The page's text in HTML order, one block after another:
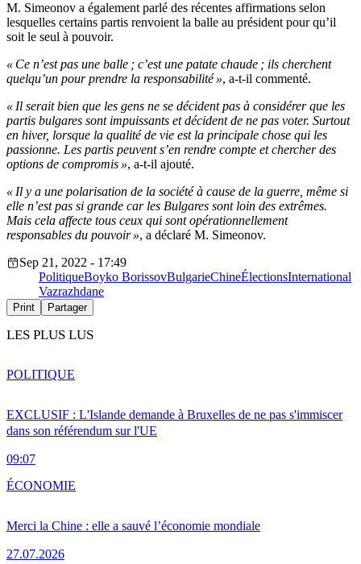
M. Simeonov a également parlé des récentes affirmations selon
lesquelles certains partis renvoient la balle au président pour qu’il
soit le seul à pouvoir.
« Ce n’est pas une balle ; c’est une patate chaude ; ils cherchent
quelqu’un pour prendre la responsabilité », a-t-il commenté.
« Il serait bien que les gens ne se décident pas à considérer que les
partis bulgares sont impuissants et décident de ne pas voter. Surtout
en hiver, lorsque la qualité de vie est la principale chose qui les
passionne. Les partis peuvent s’en rendre compte et chercher des
options de compromis », a-t-il ajouté.
« Il y a une polarisation de la société à cause de la guerre, même si
elle n’est pas si grande car les Bulgares sont loin des extrêmes.
Mais cela affecte tous ceux qui sont opérationnellement
responsables du pouvoir », a déclaré M. Simeonov.
Sep 21, 2022 - 17:49
PolitiqueBoyko BorissovBulgarieChineÉlectionsInternational
Vazrazhdane
Print Partager
LES PLUS LUS
EXCLUSIF : L'Islande demande à Bruxelles de ne pas s'immiscer
dans son référendum sur l'UE
09:07
POLITIQUE
Merci la Chine : elle a sauvé l’économie mondiale
27.07.2026
ÉCONOMIE